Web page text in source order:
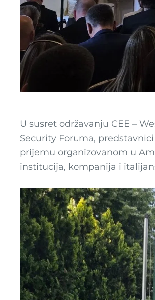
U susret održavanju CEE –
Security Foruma,
prijemu organizovanom u
institucija, kompanija i